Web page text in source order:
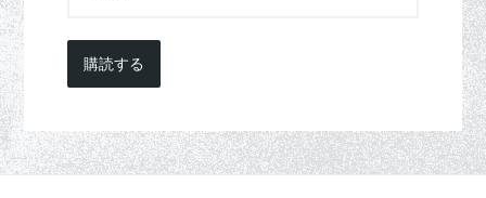
購読する